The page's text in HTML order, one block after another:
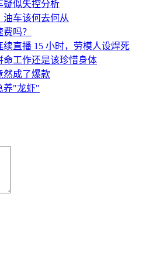
疑似失控分析
油车该何去何从
吗？
直播 15 小时，劳模人设焊死
命工作还是该珍惜身体
然成了爆款
养"龙虾"